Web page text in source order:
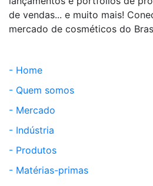
de vendas... e muito mais!
mercado de cosméticos do
- Home
- Quem somos
- Mercado
- Indústria
- Produtos
- Matérias-primas